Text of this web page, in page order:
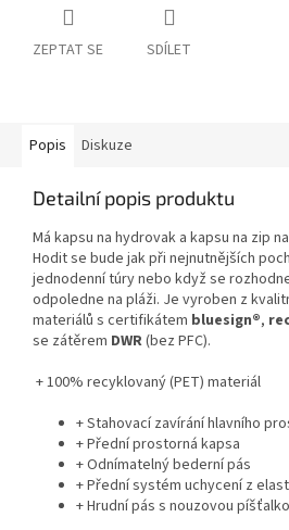
ZEPTAT SE SDÍLET
Popis Diskuze
Detailní popis produktu
Má kapsu na hydrovak a kapsu na zip
Hodit se bude jak při nejnutnějších
jednodenní túry nebo když se
odpoledne na pláži. Je vyroben z
materiálů s certifikátem bluesign®,
se zátěrem DWR(bez PFC).
+ 100% recyklovaný (PET) materiál
+ Stahovací zavírání hlavního
+ Přední prostorná kapsa
+ Odnímatelný bederní pás
+ Přední systém uchycení z
+ Hrudní pás s nouzovou